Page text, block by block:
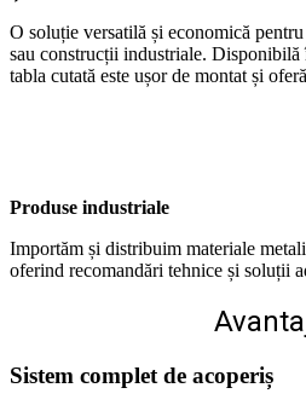
O soluție versatilă și economică
sau construcții industriale.
tabla cutată este ușor de montat și
Produse industriale
Importăm și distribuim materiale
oferind recomandări tehnice și soluții
Sistem complet de acoperiș